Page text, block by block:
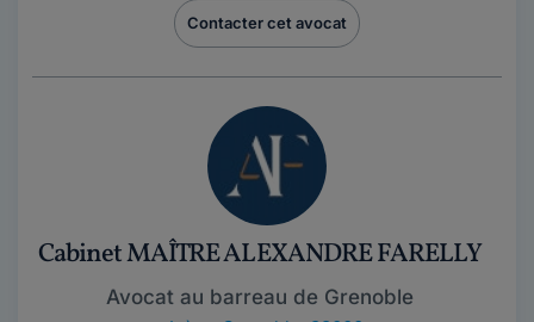
Contacter cet avocat
Cabinet MAÎTRE ALEXANDRE FARELLY
Avocat au barreau de Grenoble